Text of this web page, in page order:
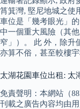
筲箕灣, 堅尼地城之使
車位是「幾考眼光」
中一個重大風險（其
窄」）。 此 外，除升
亦算不俗，甚至較樓
太湖花園車位出租: 太
免責聲明：本網站（
刊載之廣告內容均由